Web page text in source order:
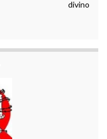
divino